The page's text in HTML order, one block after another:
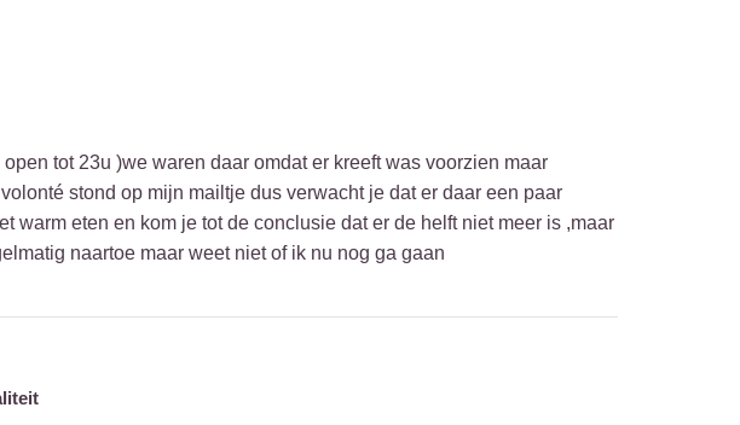
tot 23u )we waren daar omdat er kreeft was voorzien maar
stond op mijn mailtje dus verwacht je dat er daar een paar
eten en kom je tot de conclusie dat er de helft niet meer is ,maar
naartoe maar weet niet of ik nu nog ga gaan